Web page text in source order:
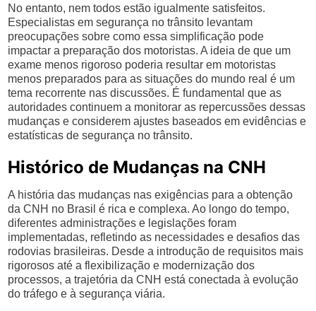
No entanto, nem todos estão igualmente satisfeitos.
Especialistas em segurança no trânsito levantam
preocupações sobre como essa simplificação pode
impactar a preparação dos motoristas. A ideia de que um
exame menos rigoroso poderia resultar em motoristas
menos preparados para as situações do mundo real é um
tema recorrente nas discussões. É fundamental que as
autoridades continuem a monitorar as repercussões dessas
mudanças e considerem ajustes baseados em evidências e
estatísticas de segurança no trânsito.
Histórico de Mudanças na CNH
A história das mudanças nas exigências para a obtenção
da CNH no Brasil é rica e complexa. Ao longo do tempo,
diferentes administrações e legislações foram
implementadas, refletindo as necessidades e desafios das
rodovias brasileiras. Desde a introdução de requisitos mais
rigorosos até a flexibilização e modernização dos
processos, a trajetória da CNH está conectada à evolução
do tráfego e à segurança viária.